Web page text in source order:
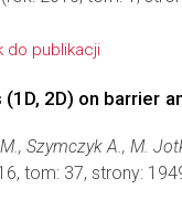
do publikacji
2D) on barrier
Szymczyk A., M.
tom: 37, strony: